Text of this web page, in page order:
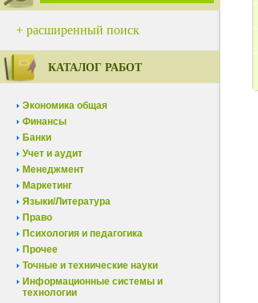
+ расширенный поиск
КАТАЛОГ РАБОТ
Экономика общая
Финансы
Банки
Учет и аудит
Менеджмент
Маркетинг
Языки/Литература
Право
Психология и педагогика
Прочее
Точные и технические науки
Информационные системы и
технологии